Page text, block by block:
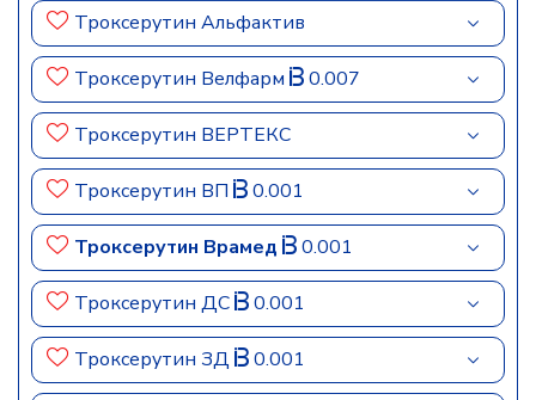
Троксерутин Альфактив
Троксерутин Велфарм 0.007
Троксерутин ВЕРТЕКС
Троксерутин ВП 0.001
Троксерутин Врамед 0.001
Троксерутин ДС 0.001
Троксерутин ЗД 0.001